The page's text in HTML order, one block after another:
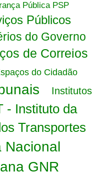
Pública PSP
Públicos
do Governo
de Correios
do Cidadão
Institutos
- Instituto da
Transportes
Nacional
GNR